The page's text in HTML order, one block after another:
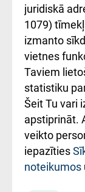
kārtība
Kā pie
Rēķinu
ceļvedis
Rekvizīti un
ārstniecības
iestādes
010000234
juridiskā
1079)
izmanto
vietnes
Taviem
statistiku
Šeit Tu vari
apstiprināt.
veikto
iepazīties
noteikumos